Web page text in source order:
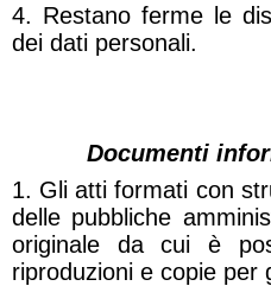
4. Restano ferme le
dei dati personali.
Documenti
1. Gli atti formati con
delle pubbliche
originale da cui è
riproduzioni e copie per